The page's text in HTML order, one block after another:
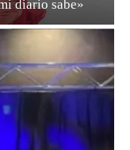
diario sabe»